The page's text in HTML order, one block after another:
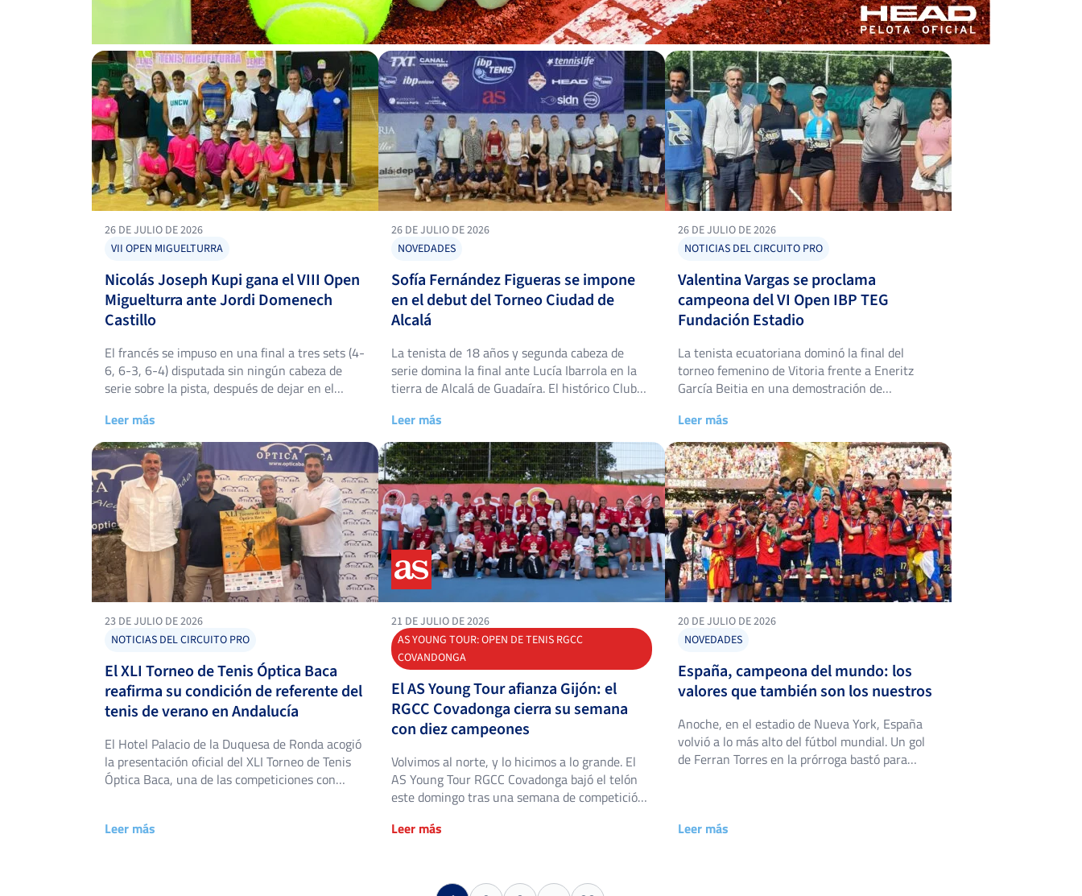
26 DE JULIO DE 2026
VII OPEN MIGUELTURRA
Nicolás Joseph Kupi gana el VIII Open
Miguelturra ante Jordi Domenech
Castillo
El francés se impuso en una final a tres sets (4-
6, 6-3, 6-4) disputada sin ningún cabeza de
serie sobre la pista, después de dejar en el
masculino. El Club de Tenis Miguelturra, en
Ciudad Real, acogió del 20 al 26 de julio la
octava edición del […]
Leer más
26 DE JULIO DE 2026
NOVEDADES
Sofía Fernández Figueras se impone
en el debut del Torneo Ciudad de
Alcalá
La tenista de 18 años y segunda cabeza de
serie domina la final ante Lucía Ibarrola en la
tierra de Alcalá de Guadaíra. El histórico Club
días su primer torneo propio dentro del Circuito
IBP Tenis PRO, y lo hizo por todo lo alto. Del 20
al 25 […]
Leer más
26 DE JULIO DE 2026
NOTICIAS DEL CIRCUITO PRO
Valentina Vargas se proclama
campeona del VI Open IBP TEG
Fundación Estadio
La tenista ecuatoriana dominó la final del
torneo femenino de Vitoria frente a Eneritz
García Beitia en una demostración de
conquistó el título del VI Open IBP TEG
Fundación Estadio tras imponerse en la final a
Eneritz García Beitia por un contundente 6-0 y
6-3. La jugadora ecuatoriana, de 18 años, […]
Leer más
23 DE JULIO DE 2026
NOTICIAS DEL CIRCUITO PRO
El XLI Torneo de Tenis Óptica Baca
reafirma su condición de referente del
tenis de verano en Andalucía
El Hotel Palacio de la Duquesa de Ronda acogió
la presentación oficial del XLI Torneo de Tenis
Óptica Baca, una de las competiciones con
colaboración con Global Racket, se disputará
Leer más
21 DE JULIO DE 2026
AS YOUNG TOUR: OPEN DE TENIS RGCC
COVANDONGA
El AS Young Tour afianza Gijón: el
RGCC Covadonga cierra su semana
con diez campeones
Volvimos al norte, y lo hicimos a lo grande. El
AS Young Tour RGCC Covadonga bajó el telón
este domingo tras una semana de competición,
del Real Grupo de Cultura Covadonga. Es el
Leer más
20 DE JULIO DE 2026
NOVEDADES
España, campeona del mundo: los
valores que también son los nuestros
Anoche, en el estadio de Nueva York, España
volvió a lo más alto del fútbol mundial. Un gol
de Ferran Torres en la prórroga bastó para
No es nuestro deporte, pero sí es […]
Leer más